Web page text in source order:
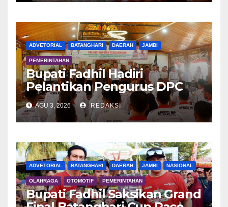
ADVETORIAL BATANGHARI DAERAH JAMBI
PEMERINTAHAN
Bupati Fadhil Hadiri
Pelantikan Pengurus DPC
APDESI MP
AGU 3, 2026 REDAKSI
ADVETORIAL BATANGHARI DAERAH JAMBI NASIONAL
OLAHRAGA OTOMOTIF PEMERINTAHAN
Bupati Fadhil Saksikan Grand